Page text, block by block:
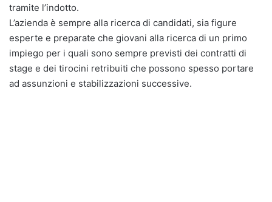
tramite l’indotto.
L’azienda è sempre alla ricerca di candidati, sia figure
esperte e preparate che giovani alla ricerca di un primo
impiego per i quali sono sempre previsti dei contratti di
stage e dei tirocini retribuiti che possono spesso portare
ad assunzioni e stabilizzazioni successive.